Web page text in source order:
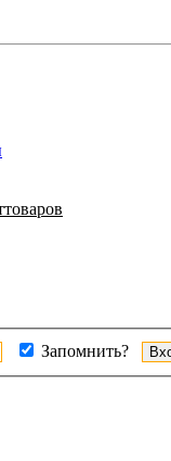
Запомнить?